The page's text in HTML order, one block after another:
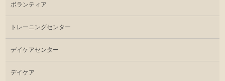
ボランティア
トレーニングセンター
デイケアセンター
デイケア